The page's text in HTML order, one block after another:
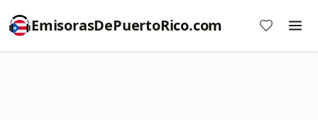
EmisorasDePuertoRico.com